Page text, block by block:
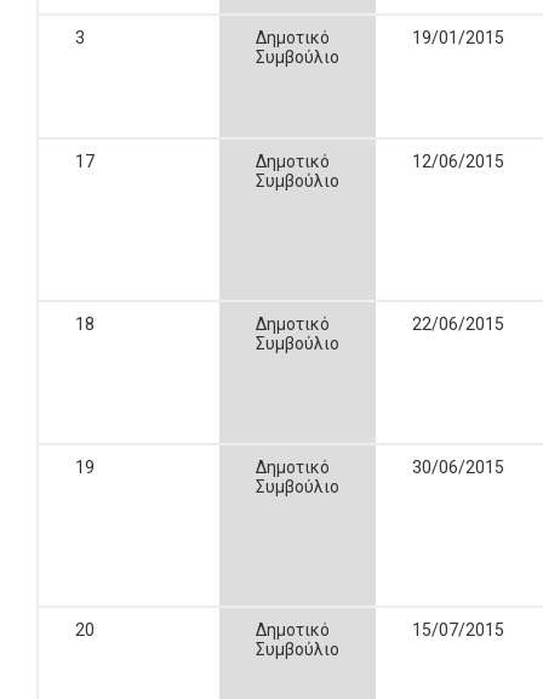
3
Δημοτικό
Συμβούλιο
19/01/2015
17
Δημοτικό
Συμβούλιο
12/06/2015
18
Δημοτικό
Συμβούλιο
22/06/2015
19
Δημοτικό
Συμβούλιο
30/06/2015
20
Δημοτικό
Συμβούλιο
15/07/2015